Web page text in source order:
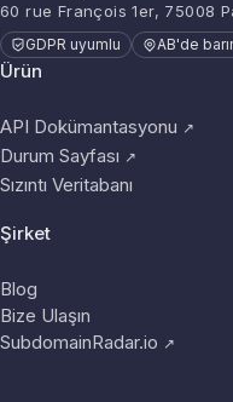
60 rue François 1er, 75008
GDPR uyumlu AB'de
Ürün
API Dokümantasyonu ↗
Durum Sayfası ↗
Sızıntı Veritabanı
Şirket
Blog
Bize Ulaşın
SubdomainRadar.io ↗